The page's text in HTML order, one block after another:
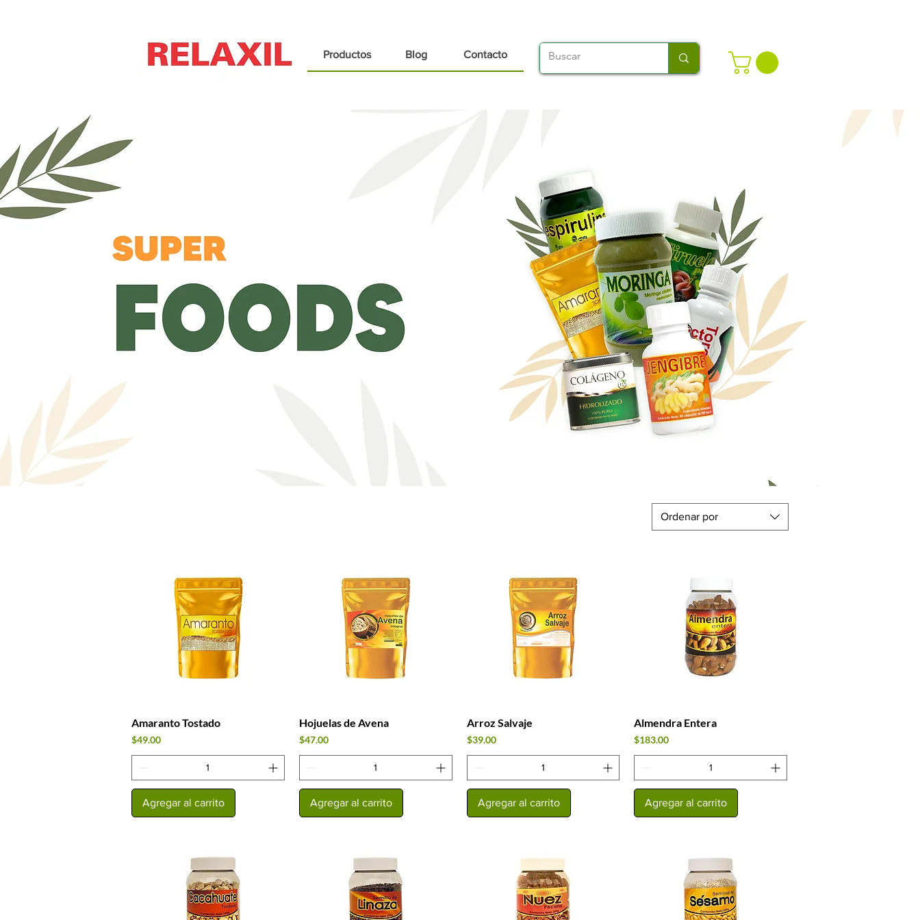
Productos Blog Contacto
Ordenar por
Vista rápida
Amaranto Tostado
Precio
$49.00
Agregar al carrito
Vista rápida
Hojuelas de Avena
Precio
$47.00
Agregar al carrito
Vista rápida
Arroz Salvaje
Precio
$39.00
Agregar al carrito
Vista rápida
Almendra Entera
Precio
$183.00
Agregar al carrito